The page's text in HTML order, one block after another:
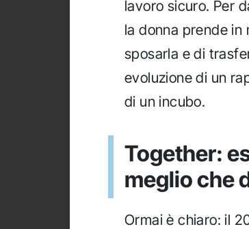
lavoro sicuro. Per
la donna prende in
sposarla e di
evoluzione di un
di un incubo.
Together:
meglio che
Ormai è chiaro: il